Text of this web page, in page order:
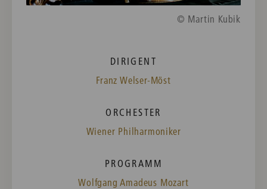
© Martin Kubik
DIRIGENT
Franz Welser-Möst
ORCHESTER
Wiener Philharmoniker
PROGRAMM
Wolfgang Amadeus Mozart